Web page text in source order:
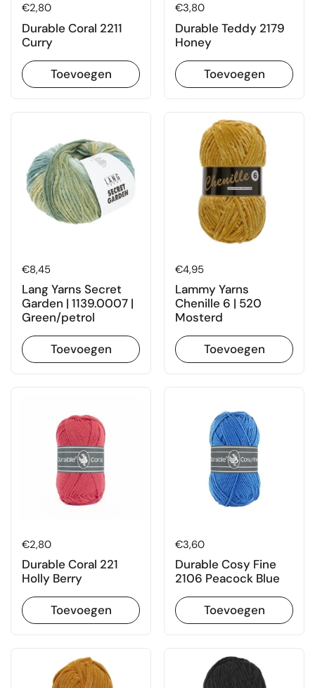
Prijs:
€2,80
Durable Coral 2211
Curry
Toevoegen
Prijs:
€3,80
Durable Teddy 2179
Honey
Toevoegen
Prijs:
€8,45
Lang Yarns Secret
Garden | 1139.0007 |
Green/petrol
Toevoegen
Prijs:
€4,95
Lammy Yarns
Chenille 6 | 520
Mosterd
Toevoegen
Prijs:
€2,80
Durable Coral 221
Holly Berry
Toevoegen
Prijs:
€3,60
Durable Cosy Fine
2106 Peacock Blue
Toevoegen